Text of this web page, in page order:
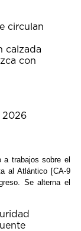
circulan
calzada
con
2026
a trabajos sobre el
al Atlántico [CA-9
Se alterna el